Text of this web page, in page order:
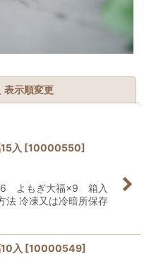
表示順変更
入 [10000550]
よもぎ大福×9 箱入
法 冷凍又は冷暗所保存
入 [10000549]